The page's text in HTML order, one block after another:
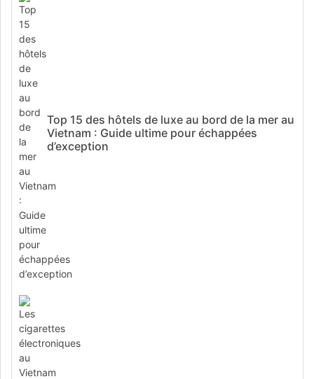
Top 15 des hôtels de luxe au bord de la mer au
Vietnam : Guide ultime pour échappées
d’exception